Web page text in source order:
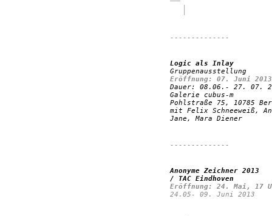
--------------
Logic als Inlay
Gruppenausstellung
Eröffnung: 07. Juni
Dauer: 08.06.- 27. 07.
Galerie cubus-m
Pohlstraße 75, 10785
mit Felix Schneeweiß,
Jane, Mara Diener
--------------
Anonyme Zeichner 2013
/ TAC Eindhoven
Eröffnung: 24. Mai, 17
24.05- 09. Juni 2013